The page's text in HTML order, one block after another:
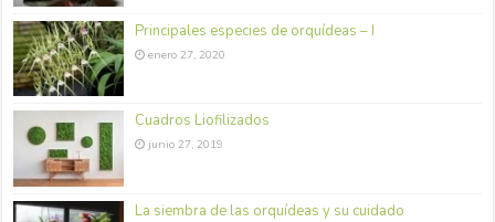
Principales especies de orquídeas – I
enero 27, 2020
Cuadros Liofilizados
junio 27, 2019
La siembra de las orquídeas y su cuidado